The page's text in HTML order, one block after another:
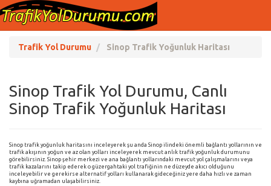
Trafik Yol Durumu Sinop Trafik Yoğunluk Haritası
Sinop Trafik Yol Durumu, Canlı
Sinop Trafik Yoğunluk Haritası
Sinop trafik yoğunluk haritasını inceleyerek şu anda Sinop ilindeki önemli bağlantı yollarının ve
trafik akışının yoğun ve az olan yolları inceleyerek mevcut anlık trafik yoğunluk durumunu
görebilirsiniz. Sinop şehir merkezi ve ana bağlantı yollarındaki mevcut yol çalışmalarını veya
trafik kazalarını takip ederek o güzergahtaki yol trafiğinin ne düzeyde akıcı olduğunu
inceleyebilir ve gerekirse alternatif yolları kullanarak gideceğiniz yere daha hızlı ve zaman
kaybına uğramadan ulaşabilirsiniz.